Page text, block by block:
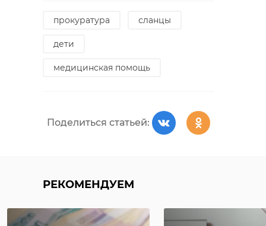
прокуратура сланцы
дети
медицинская помощь
Поделиться статьей:
РЕКОМЕНДУЕМ